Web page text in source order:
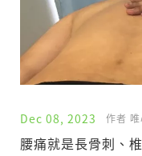
Dec 08, 2023 作者
腰痛就是長骨刺、